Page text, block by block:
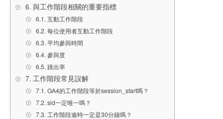
與工作階段相關的重要指標
互動工作階段
每位使用者互動工作階段
平均參與時間
參與度
跳出率
工作階段常見誤解
GA4的工作階段等於session_start嗎？
sid一定唯一嗎？
工作階段逾時一定是30分鐘嗎？